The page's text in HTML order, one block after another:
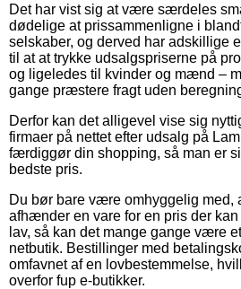
Det har vist sig at være særdeles
dødelige at prissammenligne i
selskaber, og derved har adskillige
til at at trykke udsalgspriserne på
og ligeledes til kvinder og mænd –
gange præstere fragt uden
Derfor kan det alligevel vise sig
firmaer på nettet efter udsalg på
færdiggør din shopping, så man er
bedste pris.
Du bør bare være omhyggelig med,
afhænder en vare for en pris der
lav, så kan det mange gange være
netbutik. Bestillinger med
omfavnet af en lovbestemmelse,
overfor fup e-butikker.